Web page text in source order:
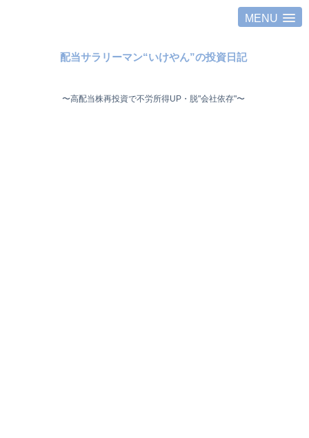
MENU
配当サラリーマン“いけやん”の投資日記 ​
〜高配当株再投資で不労所得UP・脱"会社依存"〜 ​